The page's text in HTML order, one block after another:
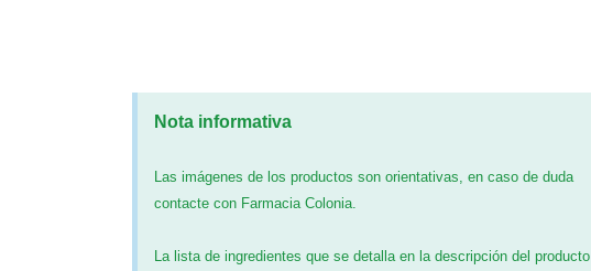
Nota informativa
Las imágenes de los productos son orientativas, en caso de duda
contacte con Farmacia Colonia.
La lista de ingredientes que se detalla en la descripción del producto